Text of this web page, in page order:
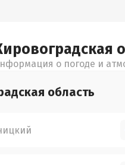
о погоде и
область